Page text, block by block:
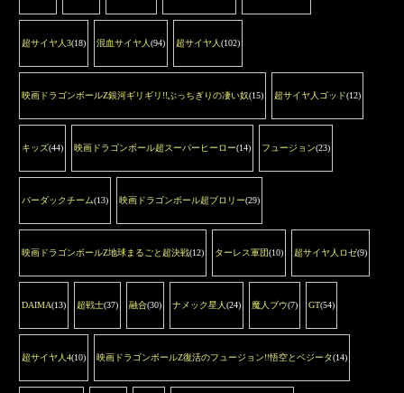
超サイヤ人3(18) 混血サイヤ人 (94) 超サイヤ人 (102)
映画ドラゴンボールZ銀河ギリギリ!!ぶっちぎりの凄い奴(15) 超サイヤ人ゴッド(12)
キッズ(44) 映画ドラゴンボール超スーパーヒーロー(14) フュージョン(23)
バーダックチーム(13) 映画ドラゴンボール超ブロリー(29)
映画ドラゴンボールZ地球まるごと超決戦(12) ターレス軍団(10) 超サイヤ人ロゼ(9)
DAIMA(13) 超戦士(37) 融合(30) ナメック星人 (24) 魔人ブウ(7) GT(54)
超サイヤ人4(10) 映画ドラゴンボールZ復活のフュージョン!!悟空とベジータ(14)